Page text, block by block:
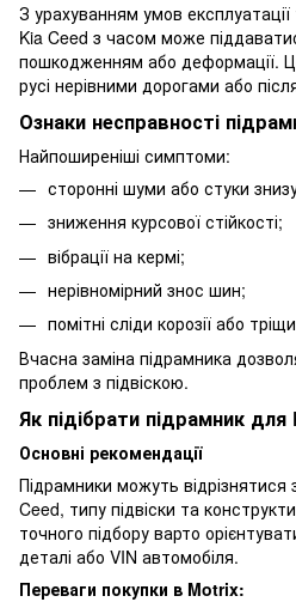
З урахуванням умов
Kia Ceed з часом може
пошкодженням або деформації.
русі нерівними дорогами або
Ознаки несправності
Найпоширеніші симптоми:
сторонні шуми або стуки
зниження курсової стійкості;
вібрації на кермі;
нерівномірний знос шин;
помітні сліди корозії або
Вчасна заміна підрамника
проблем з підвіскою.
Як підібрати підрамник для
Основні рекомендації
Підрамники можуть відрізнятися
Ceed, типу підвіски та
точного підбору варто
деталі або VIN автомобіля.
Переваги покупки в Motrix: